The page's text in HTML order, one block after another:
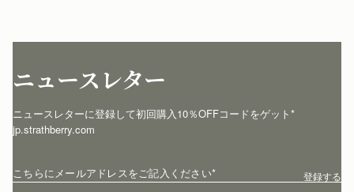
ニュースレター
ニュースレターに登録して初回購入10％OFFコードをゲット*
jp.strathberry.com
こちらにメールアドレスをご記入ください* 登録する